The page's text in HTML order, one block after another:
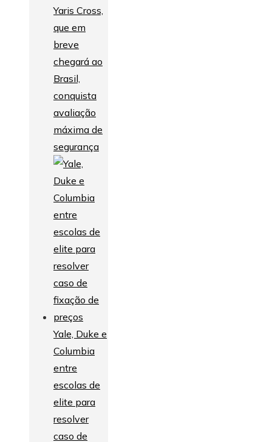
Yaris Cross,
que em
breve
chegará ao
Brasil,
conquista
avaliação
máxima de
segurança
Yale, Duke e
Columbia
entre
escolas de
elite para
resolver
caso de